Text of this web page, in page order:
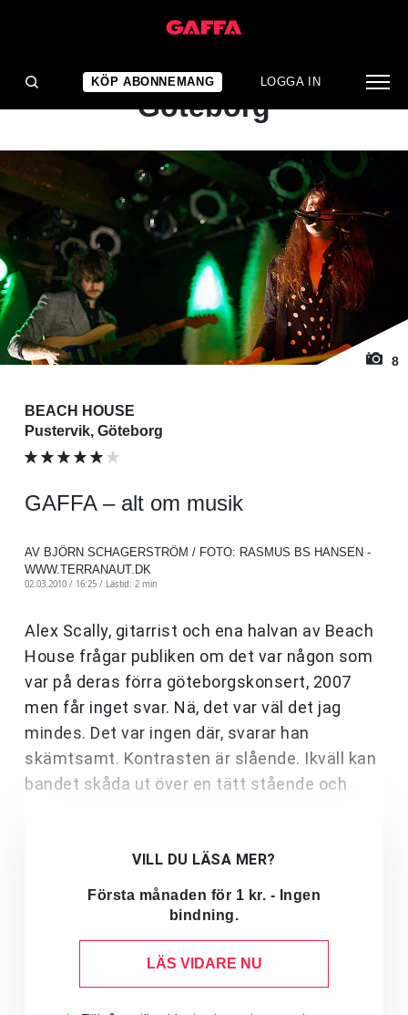
KÖP ABONNEMANG LOGGA IN
KONSERTRECENSION
Beach House: Pustervik,
Göteborg
8
BEACH HOUSE
Pustervik, Göteborg
GAFFA – alt om musik
AV BJÖRN SCHAGERSTRÖM / FOTO: RASMUS BS HANSEN -
WWW.TERRANAUT.DK
02.03.2010 / 16:25 / Lästid: 2 min
Alex Scally, gitarrist och ena halvan av Beach
House frågar publiken om det var någon som
var på deras förra göteborgskonsert, 2007
men får inget svar. Nä, det var väl det jag
mindes. Det var ingen där, svarar han
skämtsamt. Kontrasten är slående. Ikväll kan
bandet skåda ut över en tätt stående och
VILL DU LÄSA MER?
Första månaden för 1 kr. - Ingen
bindning.
LÄS VIDARE NU